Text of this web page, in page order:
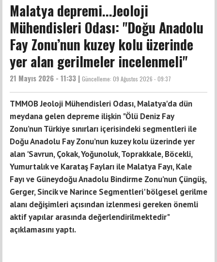
Malatya depremi...Jeoloji
Mühendisleri Odası: "Doğu Anadolu
Fay Zonu’nun kuzey kolu üzerinde
yer alan gerilmeler incelenmeli"
21 Mayıs 2026 - 11:33 | Güncelleme: 09 Ağustos 2026 - 09:37
TMMOB Jeoloji Mühendisleri Odası, Malatya'da dün
meydana gelen depreme ilişkin "Ölü Deniz Fay
Zonu’nun Türkiye sınırları içerisindeki segmentleri ile
Doğu Anadolu Fay Zonu’nun kuzey kolu üzerinde yer
alan 'Savrun, Çokak, Yoğunoluk, Toprakkale, Böcekli,
Yumurtalık ve Karataş Fayları ile Malatya Fayı, Kale
Fayı ve Güneydoğu Anadolu Bindirme Zonu’nun Çüngüş,
Gerger, Sincik ve Narince Segmentleri' bölgesel gerilme
alanı değişimleri açısından izlenmesi gereken önemli
aktif yapılar arasında değerlendirilmektedir"
açıklamasını yaptı.